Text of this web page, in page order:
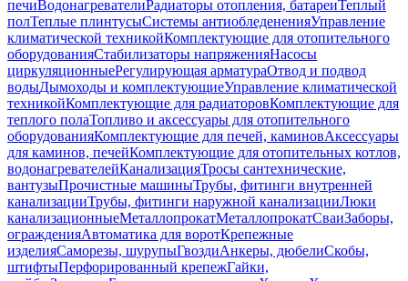
печиВодонагревателиРадиаторы отопления, батареиТеплый
полТеплые плинтусыСистемы антиобледененияУправление
климатической техникойКомплектующие для отопительного
оборудованияСтабилизаторы напряженияНасосы
циркуляционныеРегулирующая арматураОтвод и подвод
водыДымоходы и комплектующиеУправление климатической
техникойКомплектующие для радиаторовКомплектующие для
теплого полаТопливо и аксессуары для отопительного
оборудованияКомплектующие для печей, каминовАксессуары
для каминов, печейКомплектующие для отопительных котлов,
водонагревателейКанализацияТросы сантехнические,
вантузыПрочистные машиныТрубы, фитинги внутренней
канализацииТрубы, фитинги наружной канализацииЛюки
канализационныеМеталлопрокатМеталлопрокатСваиЗаборы,
огражденияАвтоматика для воротКрепежные
изделияСаморезы, шурупыГвоздиАнкеры, дюбелиСкобы,
штифтыПерфорированный крепежГайки,